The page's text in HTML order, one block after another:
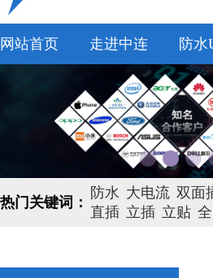
网站首页 走进中连 防水
热门关键词：
防水 大电流 双面
直插 立插 立贴